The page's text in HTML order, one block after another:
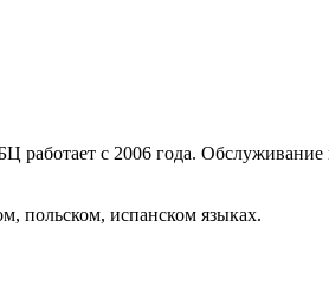
работает с 2006 года. Обслуживание
польском, испанском языках.